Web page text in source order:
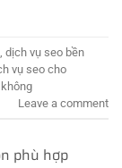
dịch vụ seo bền
vụ seo cho
Leave a comment
phù hợp